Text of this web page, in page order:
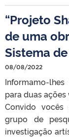
“Projeto
de uma
Sistema
08/08/2022
Informamo-
para duas
Convido
grupo de
investigação